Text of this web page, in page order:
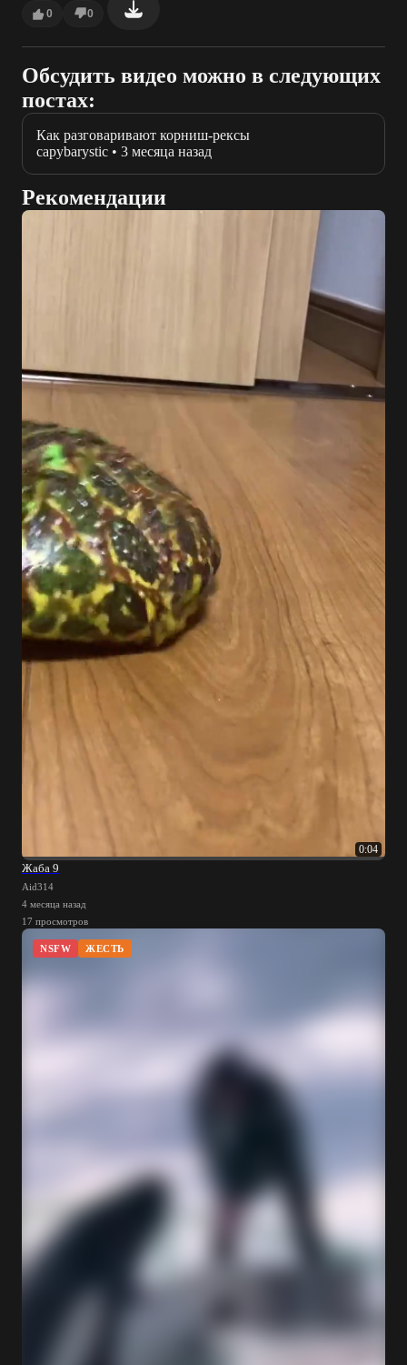
0 0
Обсудить видео можно в следующих
постах:
Как разговаривают корниш-рексы
capybarystic • 3 месяца назад
Рекомендации
0:04
Жаба 9
Aid314
4 месяца назад
17 просмотров
NSFW ЖЕСТЬ